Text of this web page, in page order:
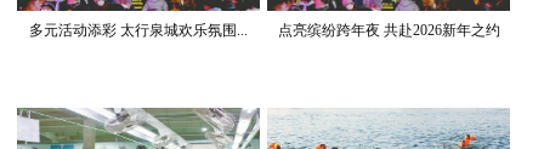
多元活动添彩 太行泉城欢乐氛围... 点亮缤纷跨年夜 共赴2026新年之约